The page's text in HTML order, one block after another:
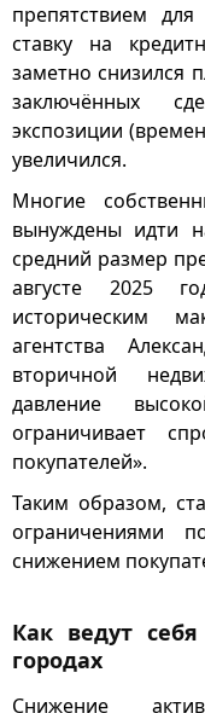
препятствием
ставку на
заметно снизился
заключённых
экспозиции
увеличился.
Многие
вынуждены идти
средний размер
августе 2025
историческим
агентства
вторичной
давление
ограничивает
покупателей».
Таким образом,
ограничениями
снижением
Как ведут
городах
Снижение